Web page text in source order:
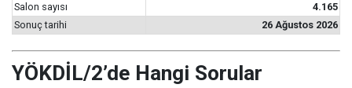
Salon sayısı
4.165
Sonuç tarihi
26 Ağustos 2026
YÖKDİL/2’de Hangi Sorular